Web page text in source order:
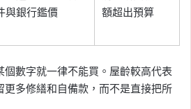
與銀行鑑價
額超出預算
個數字就一律不能買。屋齡較高代表
更多修繕和自備款，而不是直接把所